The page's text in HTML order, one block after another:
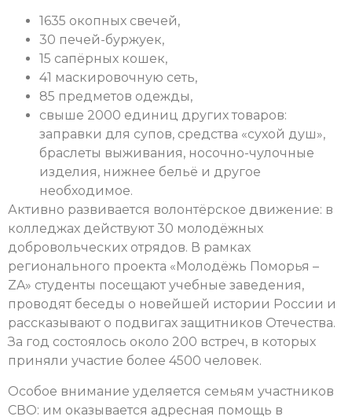
1635 окопных свечей,
30 печей-буржуек,
15 сапёрных кошек,
41 маскировочную сеть,
85 предметов одежды,
свыше 2000 единиц других товаров:
заправки для супов, средства «сухой душ»,
браслеты выживания, носочно-чулочные
изделия, нижнее бельё и другое
необходимое.
Активно развивается волонтёрское движение: в
колледжах действуют 30 молодёжных
добровольческих отрядов. В рамках
регионального проекта «Молодёжь Поморья –
ZA» студенты посещают учебные заведения,
проводят беседы о новейшей истории России и
рассказывают о подвигах защитников Отечества.
За год состоялось около 200 встреч, в которых
приняли участие более 4500 человек.
Особое внимание уделяется семьям участников
СВО: им оказывается адресная помощь в